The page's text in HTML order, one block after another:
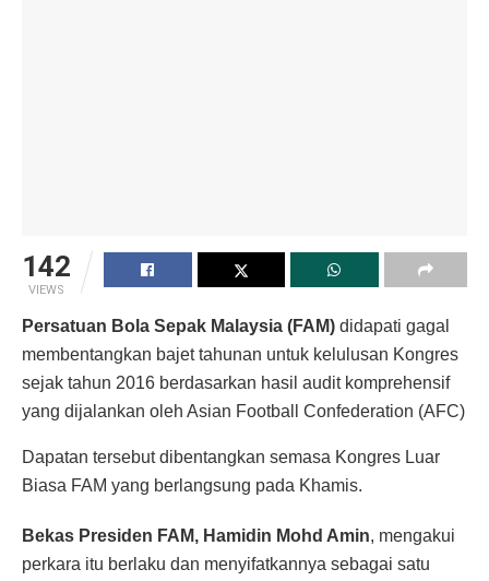
142
VIEWS
Persatuan Bola Sepak Malaysia (FAM) didapati gagal
membentangkan bajet tahunan untuk kelulusan Kongres
sejak tahun 2016 berdasarkan hasil audit komprehensif
yang dijalankan oleh Asian Football Confederation (AFC)
Dapatan tersebut dibentangkan semasa Kongres Luar
Biasa FAM yang berlangsung pada Khamis.
Bekas Presiden FAM, Hamidin Mohd Amin, mengakui
perkara itu berlaku dan menyifatkannya sebagai satu